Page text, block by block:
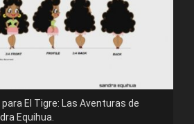
El Tigre: Las Aventuras de
Equihua.